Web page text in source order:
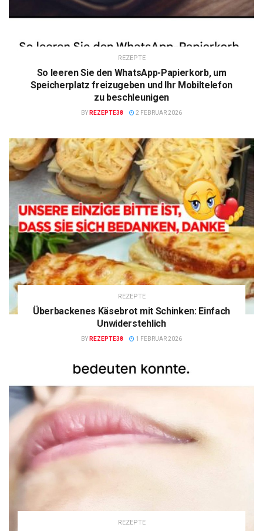
REZEPTE
So leeren Sie den WhatsApp-Papierkorb, um
Speicherplatz freizugeben und Ihr Mobiltelefon
zu beschleunigen
BY REZEPTE38 2 FEBRUAR 2026
REZEPTE
Überbackenes Käsebrot mit Schinken: Einfach
Unwiderstehlich
BY REZEPTE38 1 FEBRUAR 2026
REZEPTE